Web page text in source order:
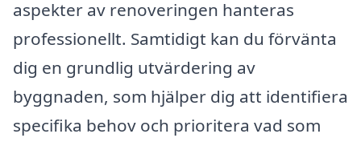
aspekter av renoveringen hanteras
professionellt. Samtidigt kan du förvänta
dig en grundlig utvärdering av
byggnaden, som hjälper dig att identifiera
specifika behov och prioritera vad som